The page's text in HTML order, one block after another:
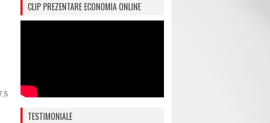
CLIP PREZENTARE ECONOMIA ONLINE
TESTIMONIALE